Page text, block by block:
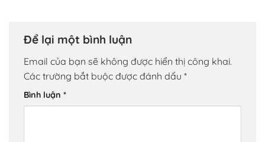
Để lại một bình luận
Email của bạn sẽ không được hiển thị công khai.
Các trường bắt buộc được đánh dấu *
Bình luận *